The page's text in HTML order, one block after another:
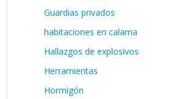
Guardias privados
habitaciones en calama
Hallazgos de explosivos
Herramientas
Hormigón